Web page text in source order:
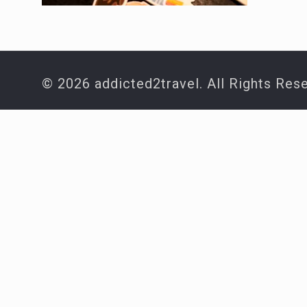
© 2026 addicted2travel. All Rights